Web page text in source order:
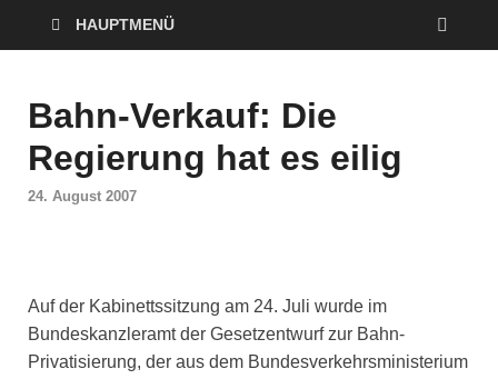
HAUPTMENÜ
Bahn-Verkauf: Die
Regierung hat es eilig
24. August 2007
Auf der Kabinettssitzung am 24. Juli wurde im
Bundeskanzleramt der Gesetzentwurf zur Bahn-
Privatisierung, der aus dem Bundesverkehrsministerium